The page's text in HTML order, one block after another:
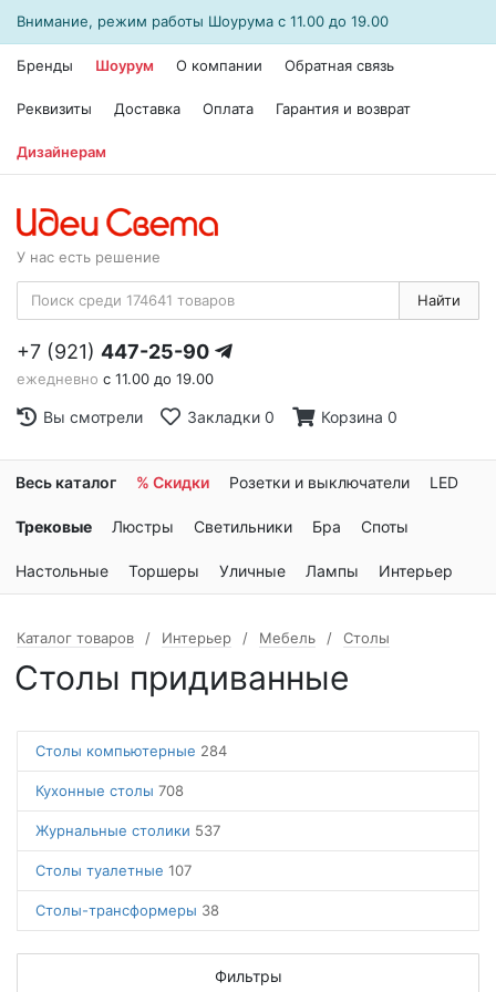
Внимание, режим работы Шоурума с 11.00 до 19.00
Бренды Шоурум О компании Обратная связь
Реквизиты Доставка Оплата Гарантия и возврат
Дизайнерам
У нас есть решение
Найти
+7 (921) 447-25-90
ежедневно с 11.00 до 19.00
Вы смотрели Закладки 0 Корзина 0
Весь каталог % Скидки Розетки и выключатели LED
Трековые Люстры Светильники Бра Споты
Настольные Торшеры Уличные Лампы Интерьер
Каталог товаров Интерьер Мебель Столы
Столы придиванные
Столы компьютерные 284
Кухонные столы 708
Журнальные столики 537
Столы туалетные 107
Столы-трансформеры 38
Фильтры